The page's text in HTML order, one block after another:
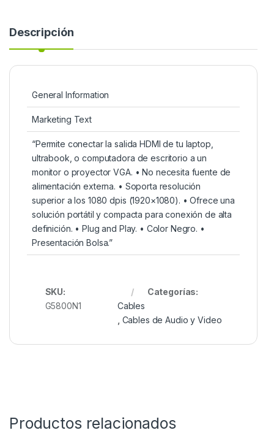
Descripción
General Information
Marketing Text
“Permite conectar la salida HDMI de tu laptop,
ultrabook, o computadora de escritorio a un
monitor o proyector VGA. • No necesita fuente de
alimentación externa. • Soporta resolución
superior a los 1080 dpis (1920×1080). • Ofrece una
solución portátil y compacta para conexión de alta
definición. • Plug and Play. • Color Negro. •
Presentación Bolsa.”
SKU:
G5800N1
Categorías:
Cables
Cables de Audio y Video
Productos relacionados